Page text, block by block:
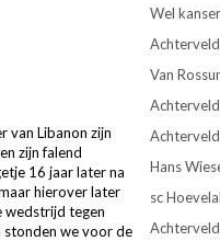
van Libanon zijn
zijn falend
16 jaar later na
hierover later
wedstrijd tegen
stonden we voor de
Wel
Van
Hans
sc